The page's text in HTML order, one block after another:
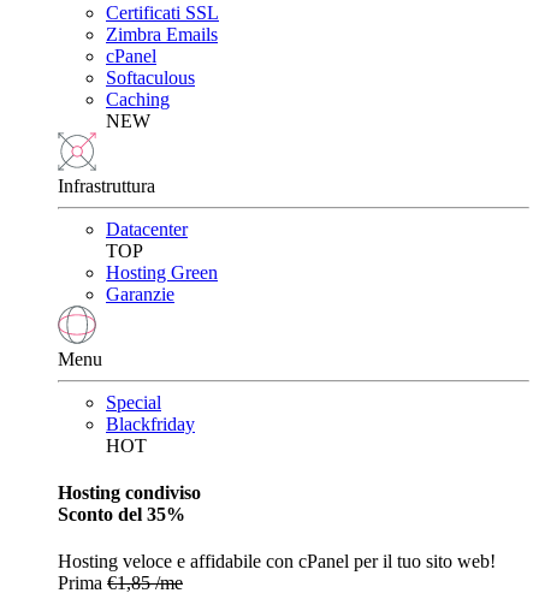
Certificati SSL
Zimbra Emails
cPanel
Softaculous
Caching
NEW
Infrastruttura
Datacenter
TOP
Hosting Green
Garanzie
Menu
Special
Blackfriday
HOT
Hosting condiviso
Sconto del 35%
Hosting veloce e affidabile con cPanel per il tuo sito web!
Prima €1,85 /me